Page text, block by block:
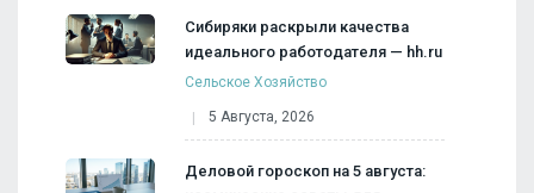
Сибиряки раскрыли качества
идеального работодателя — hh.ru
Сельское Хозяйство
5 Августа, 2026
Деловой гороскоп на 5 августа: